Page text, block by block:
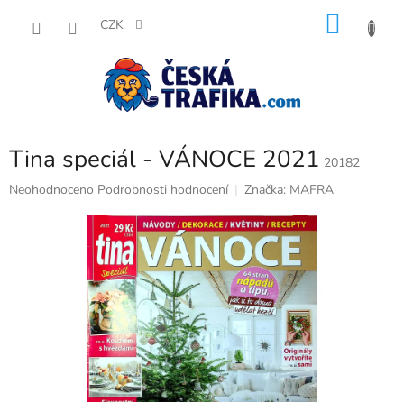
CZK
Tina speciál - VÁNOCE 2021 20182
Průměrné
Neohodnoceno Podrobnosti hodnocení Značka: MAFRA